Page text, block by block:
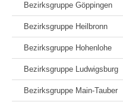
Bezirksgruppe Göppingen
Bezirksgruppe Heilbronn
Bezirksgruppe Hohenlohe
Bezirksgruppe Ludwigsburg
Bezirksgruppe Main-Tauber